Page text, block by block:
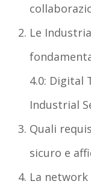
Le
4.0: Digital
Industrial
Quali
sicuro e
La